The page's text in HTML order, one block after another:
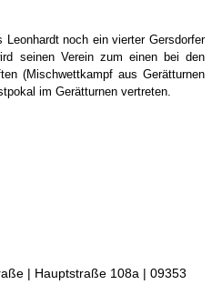
noch ein vierter Gersdorfer
seinen Verein zum einen bei den
(Mischwettkampf aus Gerätturnen
im Gerätturnen vertreten.
| Hauptstraße 108a | 09353